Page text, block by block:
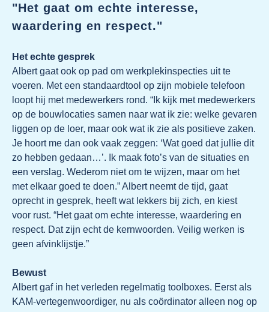
"Het gaat om echte interesse,
waardering en respect."
Het echte gesprek
Albert gaat ook op pad om werkplekinspecties uit te
voeren. Met een standaardtool op zijn mobiele telefoon
loopt hij met medewerkers rond. “Ik kijk met medewerkers
op de bouwlocaties samen naar wat ik zie: welke gevaren
liggen op de loer, maar ook wat ik zie als positieve zaken.
Je hoort me dan ook vaak zeggen: ‘Wat goed dat jullie dit
zo hebben gedaan…’. Ik maak foto’s van de situaties en
een verslag. Wederom niet om te wijzen, maar om het
met elkaar goed te doen.” Albert neemt de tijd, gaat
oprecht in gesprek, heeft wat lekkers bij zich, en kiest
voor rust. “Het gaat om echte interesse, waardering en
respect. Dat zijn echt de kernwoorden. Veilig werken is
geen afvinklijstje.”
Bewust
Albert gaf in het verleden regelmatig toolboxes. Eerst als
KAM-vertegenwoordiger, nu als coördinator alleen nog op